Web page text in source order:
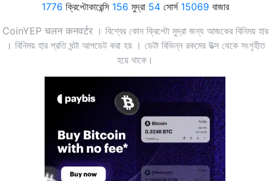
1776 ক্রিপ্টোকারেন্সি 156 মুদ্রা 54সোর্স 15069 বাজার
CoinYEP चलन कनवर्टर । বিশ্বের কোন ক্রিপ্টো মুদ্রা জন্য আজকের বিনিময় হার
। বিনিময় হার প্রতি ঘন্টা আপডেট করা হয় । ডেটা বিভিন্ন রকমের উত্স থেকে সংগৃহীত
হয়ে থাকে।